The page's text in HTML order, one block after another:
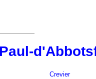
Crevier